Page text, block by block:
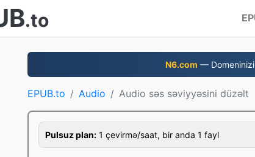
.to
N6.com — Domeninizi
EPUB.to Audio Audio səs səviyyəsini düzəlt
Pulsuz plan: 1 çevirmə/saat, bir anda 1 fayl